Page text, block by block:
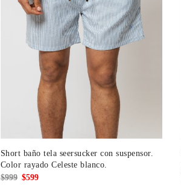
Short baño tela seersucker con suspensor.
Color rayado Celeste blanco.
$999 El
$599El